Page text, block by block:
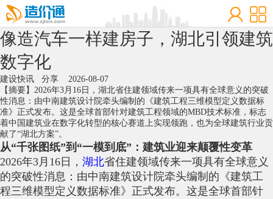
像造汽车一样建房子，湖北引领建筑
数字化
建设快讯 分享 2026-08-07
【摘要】2026年3月16日，湖北省住建领域传来一项具有全球意义的突破
性消息：由中南建筑设计院牵头编制的《建筑工程三维模型定义数据标
准》正式发布。这是全球首部针对建筑工程领域的MBD技术标准，标志
着中国建筑业在数字化转型的核心赛道上实现领跑，也为全球建筑行业贡
献了“湖北方案”。
从“千张图纸”到“一模到底”：建筑业迎来颠覆性变革
2026年3月16日， 湖北省住建领域传来一项具有全球意义
的突破性消息：由中南建筑设计院牵头编制的《建筑工
程三维模型定义数据标准》正式发布。这是全球首部针